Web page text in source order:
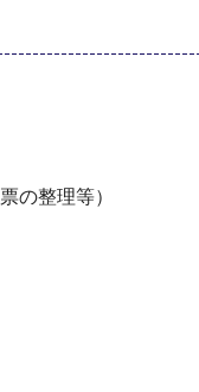
の整理等）